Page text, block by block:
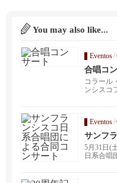
You may also like...
Eventos/
合唱コ
コラール
ンシスコ
Eventos/
サンフ
コンサー
5月31日(
日系合唱